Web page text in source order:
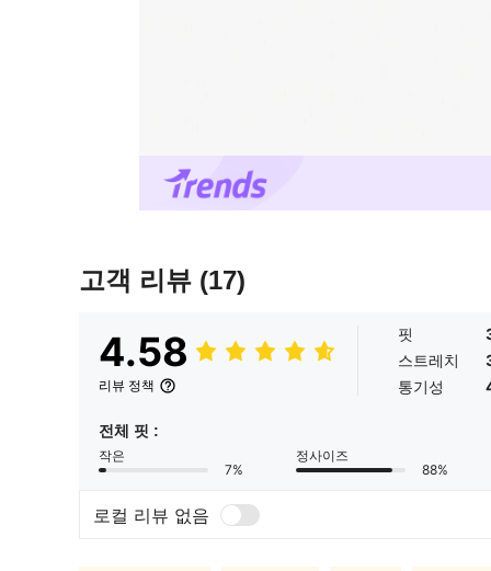
고객 리뷰 (17)
4.58
리뷰 정책
핏
스트레치
통기성
전체 핏 :
작은
7%
정사이즈
88%
로컬 리뷰 없음